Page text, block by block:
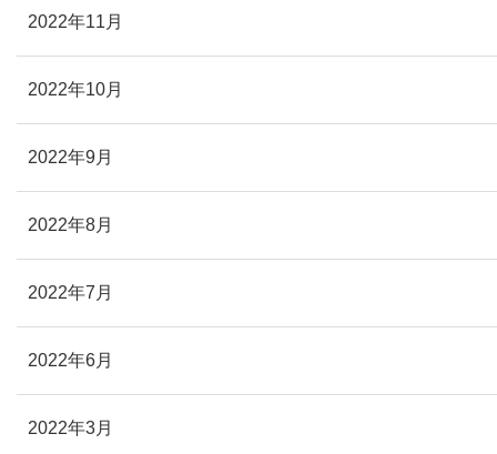
2022年11月
2022年10月
2022年9月
2022年8月
2022年7月
2022年6月
2022年3月